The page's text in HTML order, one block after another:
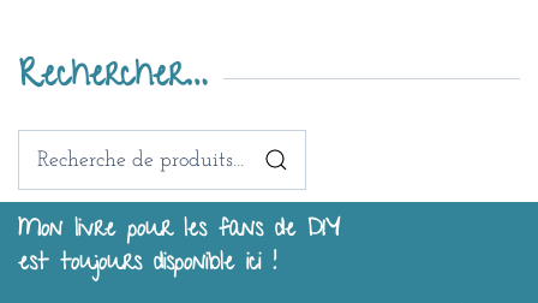
Rechercher…
Recherche
Mon livre pour les fans de DIY
est toujours disponible ici !